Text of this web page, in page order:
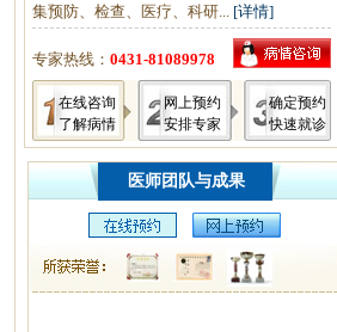
集预防、检查、医疗、科研... [详情]
专家热线： 0431-81089978
在线咨询
了解病情
网上预约
安排专家
确定预约
快速就诊
医师团队与成果